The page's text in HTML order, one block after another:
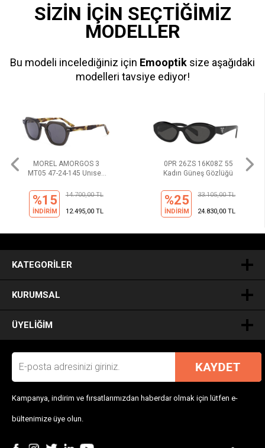
SİZİN İÇİN SEÇTİĞİMİZ
MODELLER
Bu modeli incelediğiniz için Emooptik size aşağıdaki
modelleri tavsiye ediyor!
MOREL AMORGOS 3
MT05 47-24-145 Unısex
%15
İNDİRİM
14.700,00 TL
12.495,00 TL
0PR 26ZS 16K08Z 55
Kadın Güneş Gözlüğü
%25
İNDİRİM
33.105,00 TL
24.830,00 TL
KATEGORILER
KURUMSAL
ÜYELIĞIM
Kampanya, indirim ve fırsatlarımızdan haberdar olmak için lütfen e-
bültenimize üye olun.